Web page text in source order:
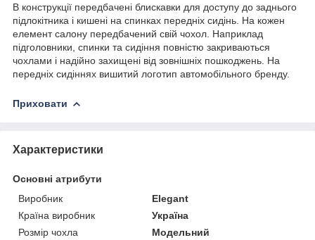
В конструкції передбачені блискавки для доступу до заднього
підлокітника і кишені на спинках передніх сидінь. На кожен
елемент салону передбачений свій чохол. Наприклад
підголовники, спинки та сидіння повністю закриваються
чохлами і надійно захищені від зовнішніх пошкоджень. На
передніх сидіннях вишитий логотип автомобільного бренду.
Приховати
Характеристики
Основні атрибути
Виробник
Elegant
Країна виробник
Україна
Розмір чохла
Модельний